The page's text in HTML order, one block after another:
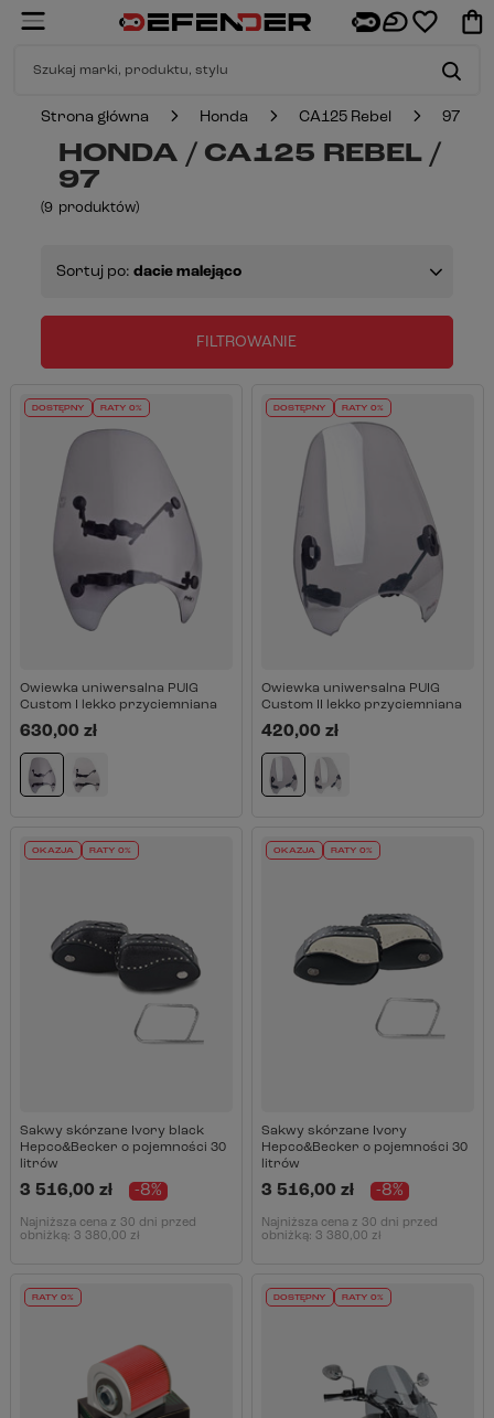
Strona główna Honda CA125 Rebel 97
HONDA / CA125 REBEL /
97
(9 produktów)
Sortuj po: dacie malejąco
FILTROWANIE
DOSTĘPNY RATY 0%
Owiewka uniwersalna PUIG
Custom I lekko przyciemniana
630,00 zł
DOSTĘPNY RATY 0%
Owiewka uniwersalna PUIG
Custom II lekko przyciemniana
420,00 zł
OKAZJA RATY 0%
Sakwy skórzane Ivory black
Hepco&Becker o pojemności 30
litrów
3 516,00 zł -8%
Najniższa cena z 30 dni przed
obniżką: 3 380,00 zł
OKAZJA RATY 0%
Sakwy skórzane Ivory
Hepco&Becker o pojemności 30
litrów
3 516,00 zł -8%
Najniższa cena z 30 dni przed
obniżką: 3 380,00 zł
RATY 0% DOSTĘPNY RATY 0%